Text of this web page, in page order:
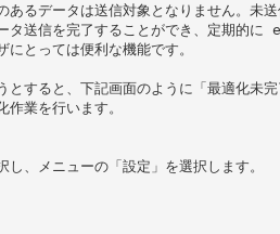
あるデータは送信対象となりません。未
タ送信を完了することができ、定期的に
とっては便利な機能です。
とすると、下記画面のように「最適化未
作業を行います。
、メニューの「設定」を選択します。